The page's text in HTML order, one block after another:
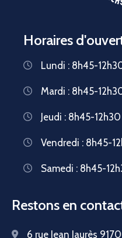
Horaires
Lundi : 8h45-
Mardi : 8h45-
Jeudi : 8h45-12h30
Vendredi : 8h45-
Samedi : 8h45-
Restons en
6 rue Jean Jaurès